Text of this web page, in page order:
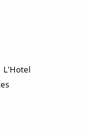
L'Hotel